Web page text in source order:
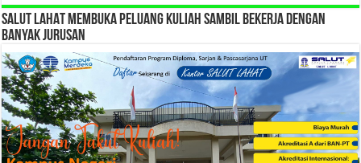
SALUT LAHAT MEMBUKA PELUANG KULIAH SAMBIL BEKERJA DENGAN
BANYAK JURUSAN